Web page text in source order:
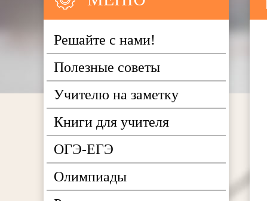
Решайте с нами!
Полезные советы
Учителю на заметку
Книги для учителя
ОГЭ-ЕГЭ
Олимпиады